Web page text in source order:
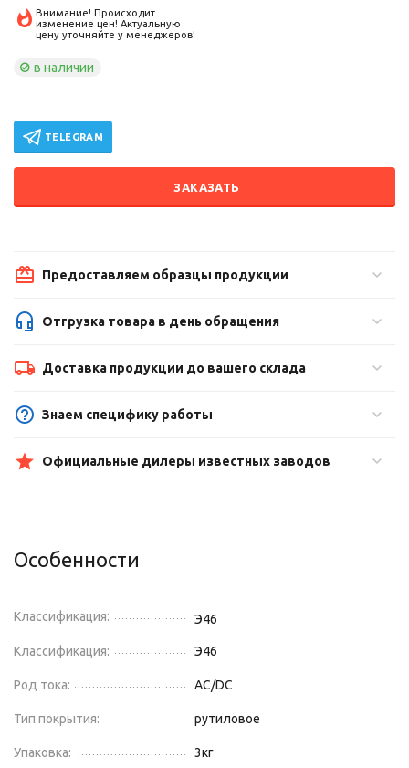
Внимание! Происходит
изменение цен! Актуальную
цену уточняйте у менеджеров!
в наличии
TELEGRAM
ЗАКАЗАТЬ
Предоставляем образцы продукции
Отгрузка товара в день обращения
Доставка продукции до вашего склада
Знаем специфику работы
Официальные дилеры известных заводов
Особенности
Классификация: Э46
Классификация: Э46
Род тока: AC/DC
Тип покрытия: рутиловое
Упаковка: 3кг